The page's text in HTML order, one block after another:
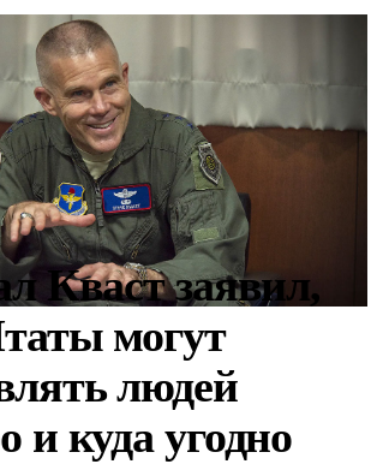
Кваст заявил,
могут
людей
и куда угодно